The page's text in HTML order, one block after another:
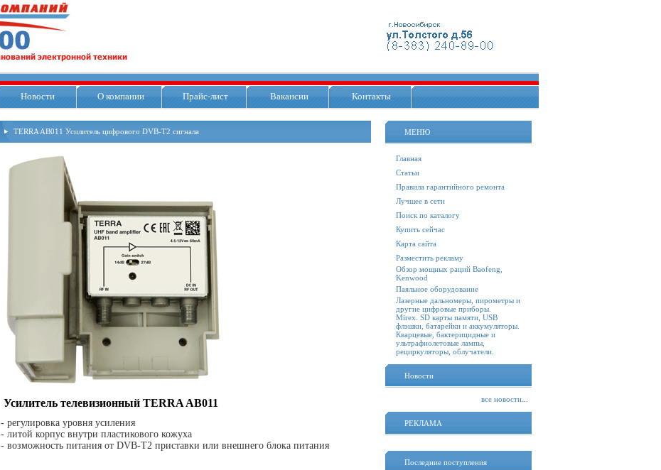
Новости О компании Прайс-лист Вакансии Контакты
TERRA AB011 Усилитель цифрового DVB-T2 сигнала
Усилитель телевизионный TERRA AB011
- регулировка уровня усиления
- литой корпус внутри пластикового кожуха
- возможность питания от DVB-T2 приставки или внешнего блока питания
МЕНЮ
Главная
Статьи
Правила гарантийного ремонта
Лучшее в сети
Поиск по каталогу
Купить сейчас
Карта сайта
Разместить рекламу
Обзор мощных раций Baofeng,
Kenwood
Паяльное оборудование
Лазерные дальномеры, пирометры и
другие цифровые приборы.
Mirex. SD карты памяти, USB
флэшки, батарейки и аккумуляторы.
Кварцевые, бактерицидные и
ультрафиолетовые лампы,
рециркуляторы, облучатели.
Новости
все новости...
РЕКЛАМА
Последние поступления